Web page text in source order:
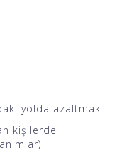
yolda azaltmak
kişilerde